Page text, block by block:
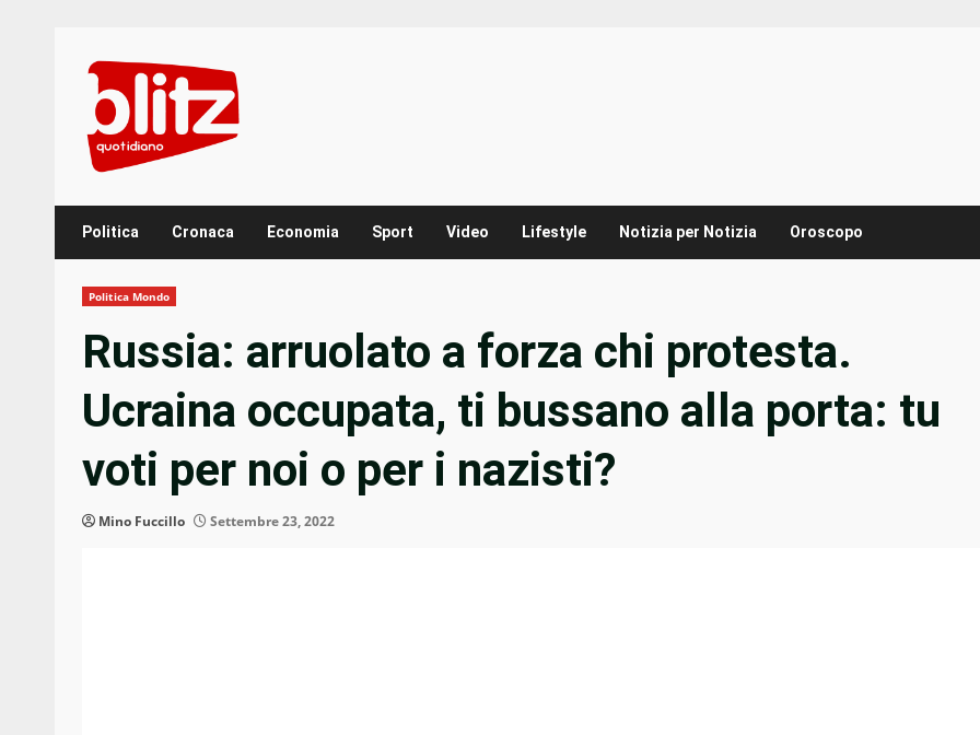
content
Politica Cronaca Economia Sport Video Lifestyle Notizia per Notizia Oroscopo
Politica Mondo
Russia: arruolato a forza chi protesta.
Ucraina occupata, ti bussano alla porta: tu
voti per noi o per i nazisti?
Mino Fuccillo Settembre 23, 2022